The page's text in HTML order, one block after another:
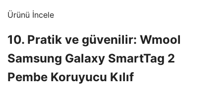
Ürünü İncele
10. Pratik ve güvenilir: Wmool
Samsung Galaxy SmartTag 2
Pembe Koruyucu Kılıf